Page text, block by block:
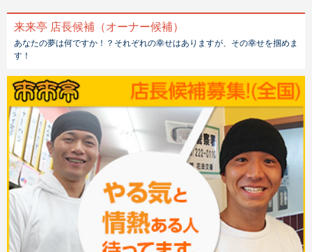
来来亭 店長候補（オーナー候補）
あなたの夢は何ですか！？それぞれの幸せはありますが、その幸せを掴めま
す！